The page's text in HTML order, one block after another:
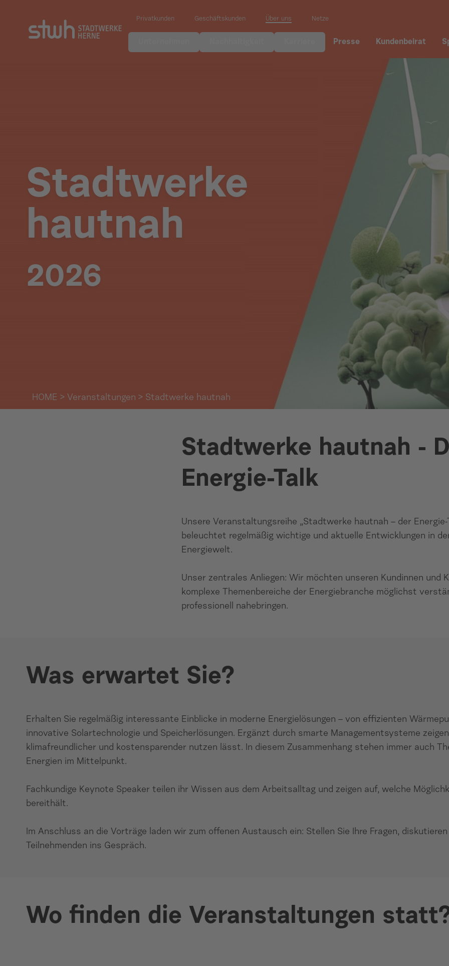
Privatkunden Geschäftskunden Über uns Netze
Presse Kundenbeirat
Stadtwerke
hautnah
2026
HOME > Veranstaltungen > Stadtwerke hautnah
Stadtwerke hautnah -
Energie-Talk
Unsere Veranstaltungsreihe „Stadtwerke hautnah – der Energie-
beleuchtet regelmäßig wichtige und aktuelle Entwicklungen in
Energiewelt.
Unser zentrales Anliegen: Wir möchten unseren Kundinnen und
komplexe Themenbereiche der Energiebranche möglichst
professionell nahebringen.
Was erwartet Sie?
Erhalten Sie regelmäßig interessante Einblicke in moderne Energie­lösungen – von effizienten
innovative Solartechnologie und Speicherlösungen. Ergänzt durch smarte Managementsysteme
klimafreundlicher und kostensparender nutzen lässt. In diesem Zusammenhang stehen immer auch
Energien im Mittelpunkt.
Fachkundige Keynote Speaker teilen ihr Wissen aus dem Arbeitsalltag und zeigen auf, welche
bereithält.
Im Anschluss an die Vorträge laden wir zum offenen Austausch ein: Stellen Sie Ihre Fragen,
Teilnehmenden ins Gespräch.
Wo finden die Veranstaltungen